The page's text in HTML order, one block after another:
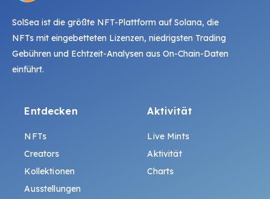
SolSea ist die größte NFT-Plattform auf Solana, die
NFTs mit eingebetteten Lizenzen, niedrigsten Trading
Gebühren und Echtzeit-Analysen aus On-Chain-Daten
einführt.
Entdecken
NFTs
Creators
Kollektionen
Ausstellungen
Aktivität
Live Mints
Aktivität
Charts